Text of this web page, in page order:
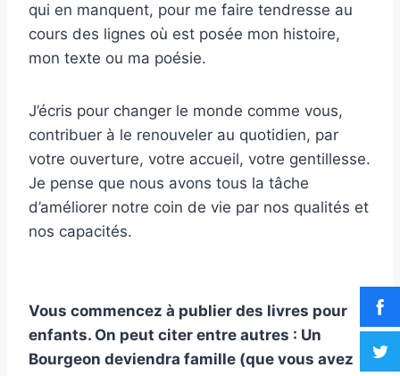
qui en manquent, pour me faire tendresse au
cours des lignes où est posée mon histoire,
mon texte ou ma poésie.
J’écris pour changer le monde comme vous,
contribuer à le renouveler au quotidien, par
votre ouverture, votre accueil, votre gentillesse.
Je pense que nous avons tous la tâche
d’améliorer notre coin de vie par nos qualités et
nos capacités.
Vous commencez à publier des livres pour
enfants. On peut citer entre autres : Un
Bourgeon deviendra famille (que vous avez